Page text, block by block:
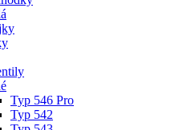
Typ 546 Pro
Typ 542